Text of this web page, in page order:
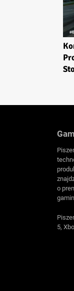
o
5,